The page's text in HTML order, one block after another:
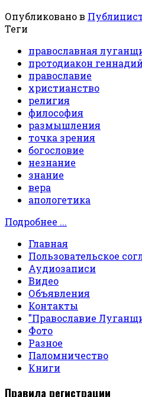
Опубликовано в
Теги
православная
протодиакон
православие
христианство
религия
философия
размышления
точка зрения
богословие
незнание
знание
вера
апологетика
Подробнее ...
Главная
Пользовательское
Аудиозаписи
Видео
Объявления
Контакты
"Православие
Фото
Разное
Паломничество
Книги
Правила регистрации